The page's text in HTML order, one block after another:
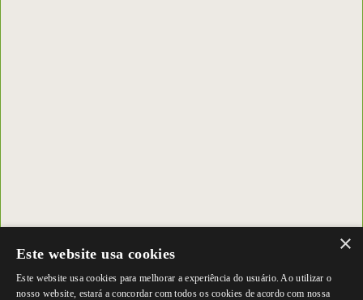
×
Este website usa cookies
Este website usa cookies para melhorar a experiência do usuário. Ao utilizar o
nosso website, estará a concordar com todos os cookies de acordo com nossa